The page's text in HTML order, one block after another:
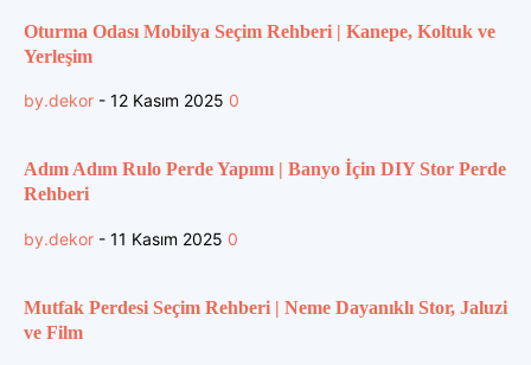
Oturma Odası Mobilya Seçim Rehberi | Kanepe, Koltuk ve
Yerleşim
by.dekor - 12 Kasım 2025 0
Adım Adım Rulo Perde Yapımı | Banyo İçin DIY Stor Perde
Rehberi
by.dekor - 11 Kasım 2025 0
Mutfak Perdesi Seçim Rehberi | Neme Dayanıklı Stor, Jaluzi
ve Film